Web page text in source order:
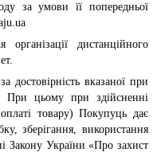
за умови її попередньої
дистанційного
достовірність вказаної при
При цьому при здійсненні
товару) Покупуць дає
зберігання, використання
Закону України «Про захист